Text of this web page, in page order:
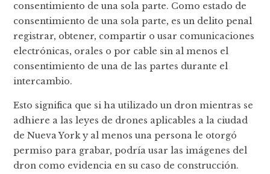
consentimiento de una sola parte. Como estado de
consentimiento de una sola parte, es un delito penal
registrar, obtener, compartir o usar comunicaciones
electrónicas, orales o por cable sin al menos el
consentimiento de una de las partes durante el
intercambio.
Esto significa que si ha utilizado un dron mientras se
adhiere a las leyes de drones aplicables a la ciudad
de Nueva York y al menos una persona le otorgó
permiso para grabar, podría usar las imágenes del
dron como evidencia en su caso de construcción.